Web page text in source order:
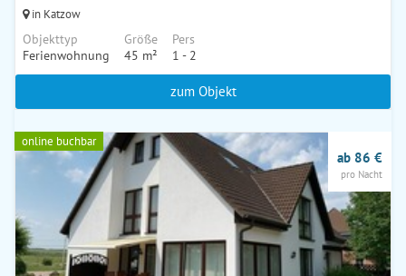
in Katzow
Objekttyp
Ferienwohnung
Größe
45 m²
Pers
1 - 2
zum Objekt
online buchbar
ab 86 €
pro Nacht